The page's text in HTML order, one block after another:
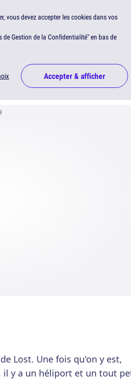
vous devez accepter les cookies dans vos
Gestion de la Confidentialité" en bas de
Accepter & afficher
Lost. Une fois qu'on y est,
il y a un héliport et un tout